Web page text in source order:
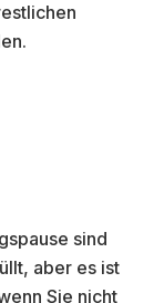
sind
aber es ist
Sie nicht